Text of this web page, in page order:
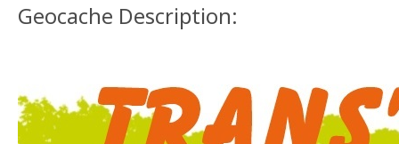
Geocache Description: